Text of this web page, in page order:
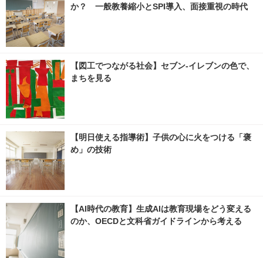
か？ 一般教養縮小とSPI導入、面接重視の時代
【図工でつながる社会】セブン‐イレブンの色で、
まちを見る
【明日使える指導術】子供の心に火をつける「褒
め」の技術
【AI時代の教育】生成AIは教育現場をどう変える
のか、OECDと文科省ガイドラインから考える